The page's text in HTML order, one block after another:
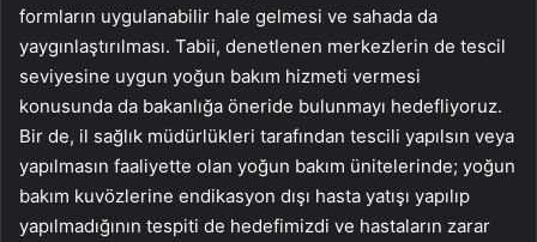
formların uygulanabilir hale gelmesi ve sahada da
yaygınlaştırılması. Tabii, denetlenen merkezlerin de tescil
seviyesine uygun yoğun bakım hizmeti vermesi
konusunda da bakanlığa öneride bulunmayı hedefliyoruz.
Bir de, il sağlık müdürlükleri tarafından tescili yapılsın veya
yapılmasın faaliyette olan yoğun bakım ünitelerinde; yoğun
bakım kuvözlerine endikasyon dışı hasta yatışı yapılıp
yapılmadığının tespiti de hedefimizdi ve hastaların zarar